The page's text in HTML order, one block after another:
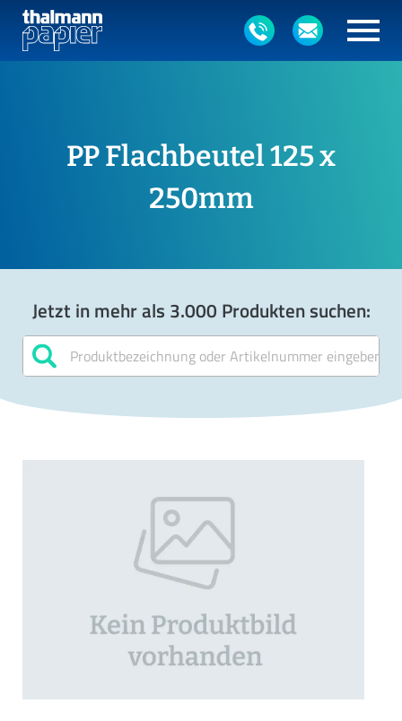
PP Flachbeutel 125 x
250mm
Jetzt in mehr als 3.000 Produkten suchen: